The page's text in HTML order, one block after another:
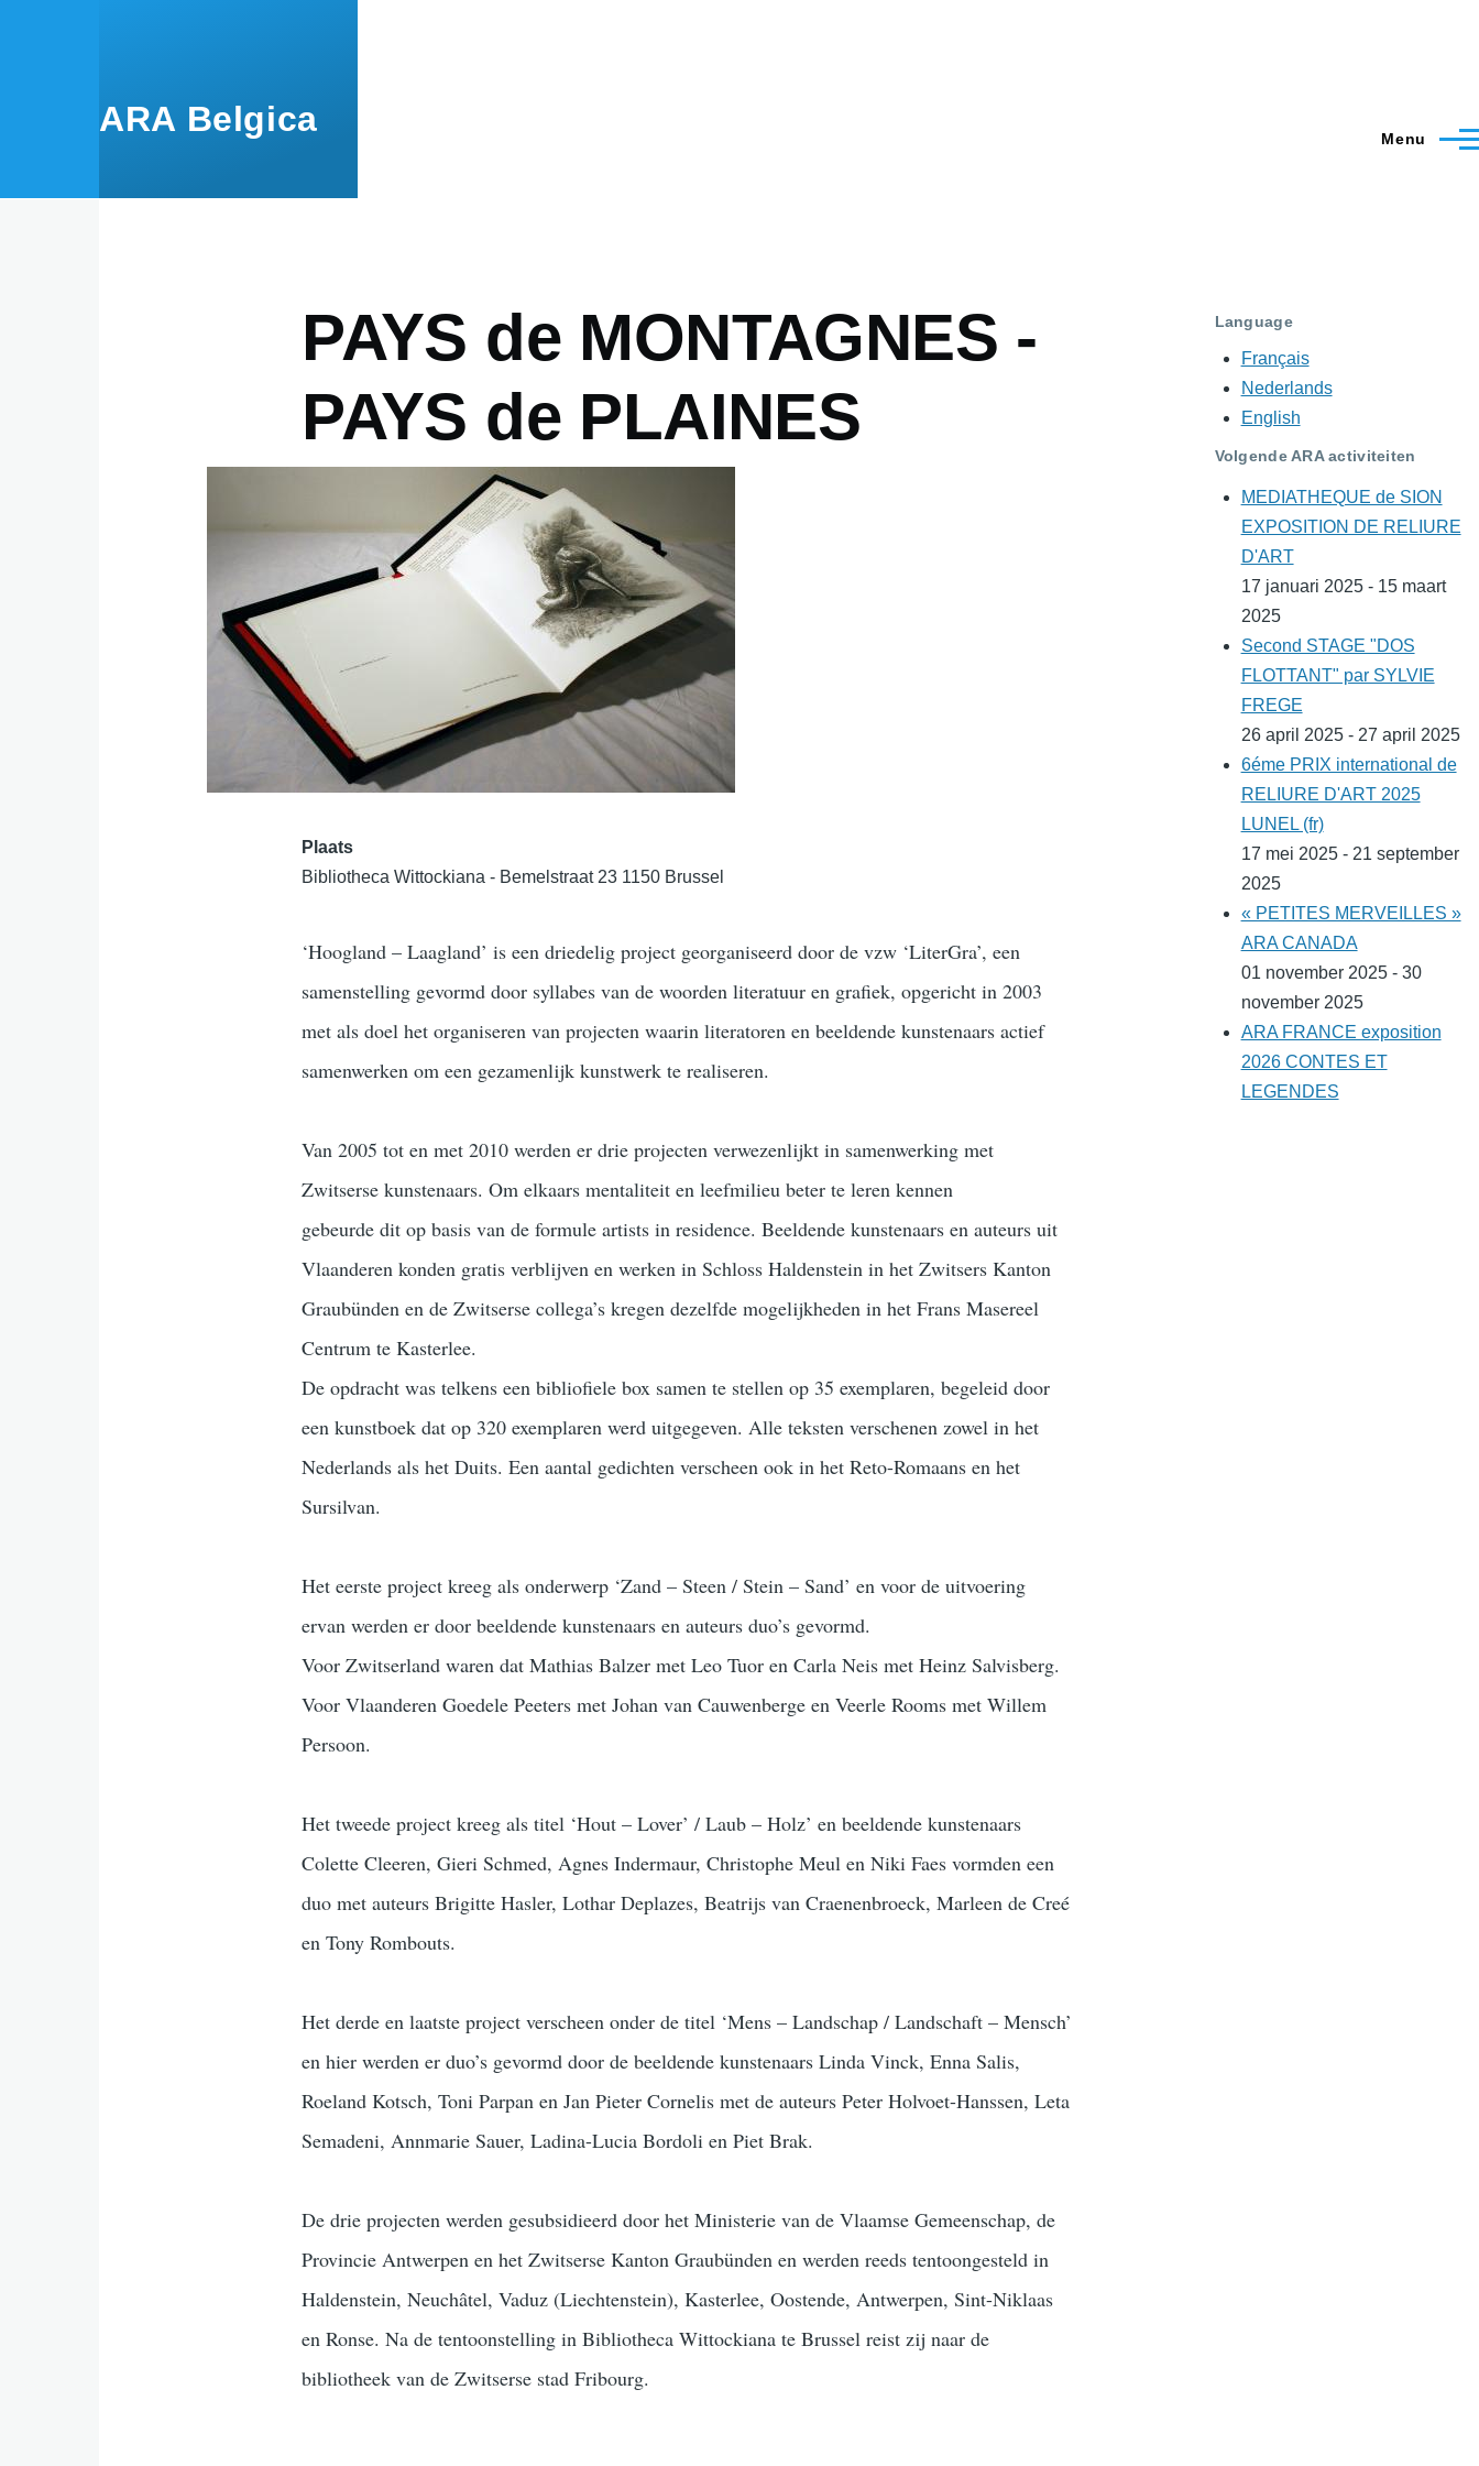
ARA Belgica Menu
PAYS de MONTAGNES -
PAYS de PLAINES
Plaats
Bibliotheca Wittockiana - Bemelstraat 23 1150 Brussel
‘Hoogland – Laagland’ is een driedelig project georganiseerd door de vzw ‘LiterGra’, een
samenstelling gevormd door syllabes van de woorden literatuur en grafiek, opgericht in 2003
met als doel het organiseren van projecten waarin literatoren en beeldende kunstenaars actief
samenwerken om een gezamenlijk kunstwerk te realiseren.
Van 2005 tot en met 2010 werden er drie projecten verwezenlijkt in samenwerking met
Zwitserse kunstenaars. Om elkaars mentaliteit en leefmilieu beter te leren kennen
gebeurde dit op basis van de formule artists in residence. Beeldende kunstenaars en auteurs uit
Vlaanderen konden gratis verblijven en werken in Schloss Haldenstein in het Zwitsers Kanton
Graubünden en de Zwitserse collega’s kregen dezelfde mogelijkheden in het Frans Masereel
Centrum te Kasterlee.
De opdracht was telkens een bibliofiele box samen te stellen op 35 exemplaren, begeleid door
een kunstboek dat op 320 exemplaren werd uitgegeven. Alle teksten verschenen zowel in het
Nederlands als het Duits. Een aantal gedichten verscheen ook in het Reto-Romaans en het
Sursilvan.
Het eerste project kreeg als onderwerp ‘Zand – Steen / Stein – Sand’ en voor de uitvoering
ervan werden er door beeldende kunstenaars en auteurs duo’s gevormd.
Voor Zwitserland waren dat Mathias Balzer met Leo Tuor en Carla Neis met Heinz Salvisberg.
Voor Vlaanderen Goedele Peeters met Johan van Cauwenberge en Veerle Rooms met Willem
Persoon.
Het tweede project kreeg als titel ‘Hout – Lover’ / Laub – Holz’ en beeldende kunstenaars
Colette Cleeren, Gieri Schmed, Agnes Indermaur, Christophe Meul en Niki Faes vormden een
duo met auteurs Brigitte Hasler, Lothar Deplazes, Beatrijs van Craenenbroeck, Marleen de Creé
en Tony Rombouts.
Het derde en laatste project verscheen onder de titel ‘Mens – Landschap / Landschaft – Mensch’
en hier werden er duo’s gevormd door de beeldende kunstenaars Linda Vinck, Enna Salis,
Roeland Kotsch, Toni Parpan en Jan Pieter Cornelis met de auteurs Peter Holvoet-Hanssen, Leta
Semadeni, Annmarie Sauer, Ladina-Lucia Bordoli en Piet Brak.
De drie projecten werden gesubsidieerd door het Ministerie van de Vlaamse Gemeenschap, de
Provincie Antwerpen en het Zwitserse Kanton Graubünden en werden reeds tentoongesteld in
Haldenstein, Neuchâtel, Vaduz (Liechtenstein), Kasterlee, Oostende, Antwerpen, Sint-Niklaas
en Ronse. Na de tentoonstelling in Bibliotheca Wittockiana te Brussel reist zij naar de
bibliotheek van de Zwitserse stad Fribourg.
Language
Français
Nederlands
English
Volgende ARA activiteiten
MEDIATHEQUE de SION
EXPOSITION DE RELIURE
D'ART
17 januari 2025 - 15 maart
2025
Second STAGE "DOS
FLOTTANT" par SYLVIE
FREGE
26 april 2025 - 27 april 2025
6éme PRIX international de
RELIURE D'ART 2025
LUNEL (fr)
17 mei 2025 - 21 september
2025
« PETITES MERVEILLES »
ARA CANADA
01 november 2025 - 30
november 2025
ARA FRANCE exposition
2026 CONTES ET
LEGENDES